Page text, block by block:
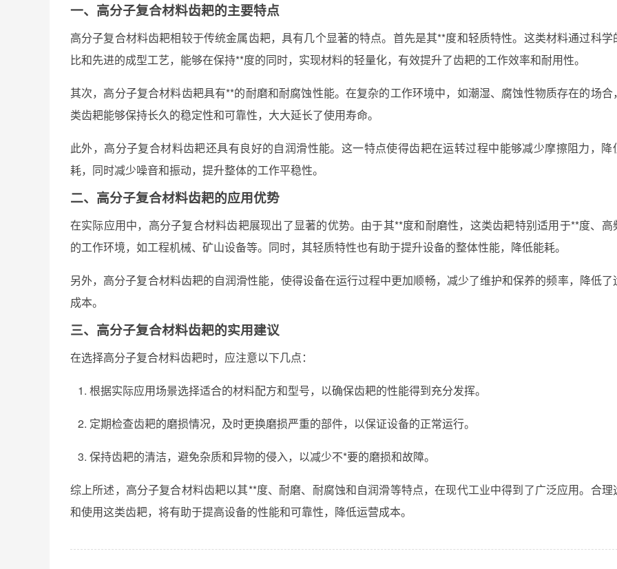
一、高分子复合材料齿耙的主要特点
高分子复合材料齿耙相较于传统金属齿耙，具有几个显著的特点。首先是其**度和轻质特性。这类材料通过科学
比和先进的成型工艺，能够在保持**度的同时，实现材料的轻量化，有效提升了齿耙的工作效率和耐用性。
其次，高分子复合材料齿耙具有**的耐磨和耐腐蚀性能。在复杂的工作环境中，如潮湿、腐蚀性物质存在的场合
类齿耙能够保持长久的稳定性和可靠性，大大延长了使用寿命。
此外，高分子复合材料齿耙还具有良好的自润滑性能。这一特点使得齿耙在运转过程中能够减少摩擦阻力，降
耗，同时减少噪音和振动，提升整体的工作平稳性。
二、高分子复合材料齿耙的应用优势
在实际应用中，高分子复合材料齿耙展现出了显著的优势。由于其**度和耐磨性，这类齿耙特别适用于**度、高
的工作环境，如工程机械、矿山设备等。同时，其轻质特性也有助于提升设备的整体性能，降低能耗。
另外，高分子复合材料齿耙的自润滑性能，使得设备在运行过程中更加顺畅，减少了维护和保养的频率，降低了
成本。
三、高分子复合材料齿耙的实用建议
在选择高分子复合材料齿耙时，应注意以下几点：
根据实际应用场景选择适合的材料配方和型号，以确保齿耙的性能得到充分发挥。
定期检查齿耙的磨损情况，及时更换磨损严重的部件，以保证设备的正常运行。
保持齿耙的清洁，避免杂质和异物的侵入，以减少不*要的磨损和故障。
综上所述，高分子复合材料齿耙以其**度、耐磨、耐腐蚀和自润滑等特点，在现代工业中得到了广泛应用。合理
和使用这类齿耙，将有助于提高设备的性能和可靠性，降低运营成本。